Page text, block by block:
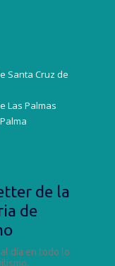
Santa Cruz de
Las Palmas